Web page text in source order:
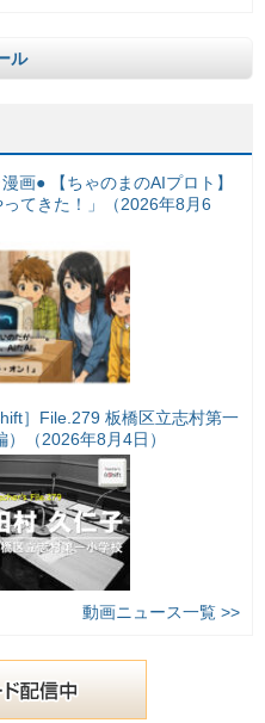
ル
画● 【ちゃのまのAIプロト】
てきた！」（2026年8月6
］File.279 板橋区立志村第一
（2026年8月4日）
動画ニュース一覧 >>